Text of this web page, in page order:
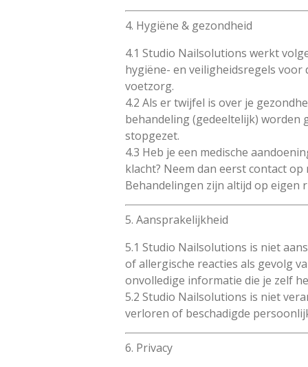
4. Hygiëne & gezondheid
4.1 Studio Nailsolutions werkt
hygiëne- en veiligheidsregels voor
voetzorg.
4.2 Als er twijfel is over je
behandeling (gedeeltelijk) worden
stopgezet.
4.3 Heb je een medische
klacht? Neem dan eerst contact
Behandelingen zijn altijd op eigen
5. Aansprakelijkheid
5.1 Studio Nailsolutions is niet
of allergische reacties als gevolg
onvolledige informatie die je zelf
5.2 Studio Nailsolutions is niet
verloren of beschadigde
6. Privacy